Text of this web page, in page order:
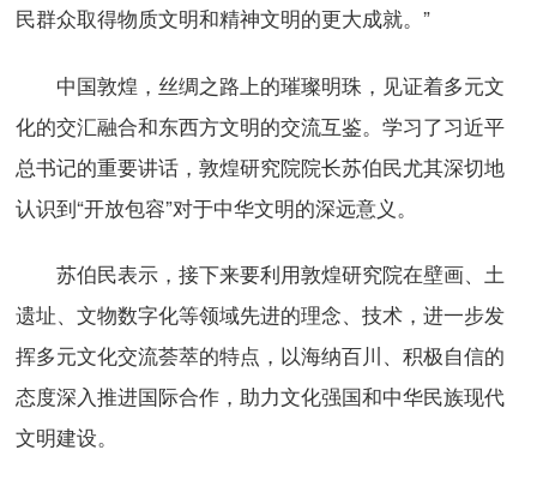
民群众取得物质文明和精神文明的更大成就。”
中国敦煌，丝绸之路上的璀璨明珠，见证着多元文
化的交汇融合和东西方文明的交流互鉴。学习了习近平
总书记的重要讲话，敦煌研究院院长苏伯民尤其深切地
认识到“开放包容”对于中华文明的深远意义。
苏伯民表示，接下来要利用敦煌研究院在壁画、土
遗址、文物数字化等领域先进的理念、技术，进一步发
挥多元文化交流荟萃的特点，以海纳百川、积极自信的
态度深入推进国际合作，助力文化强国和中华民族现代
文明建设。